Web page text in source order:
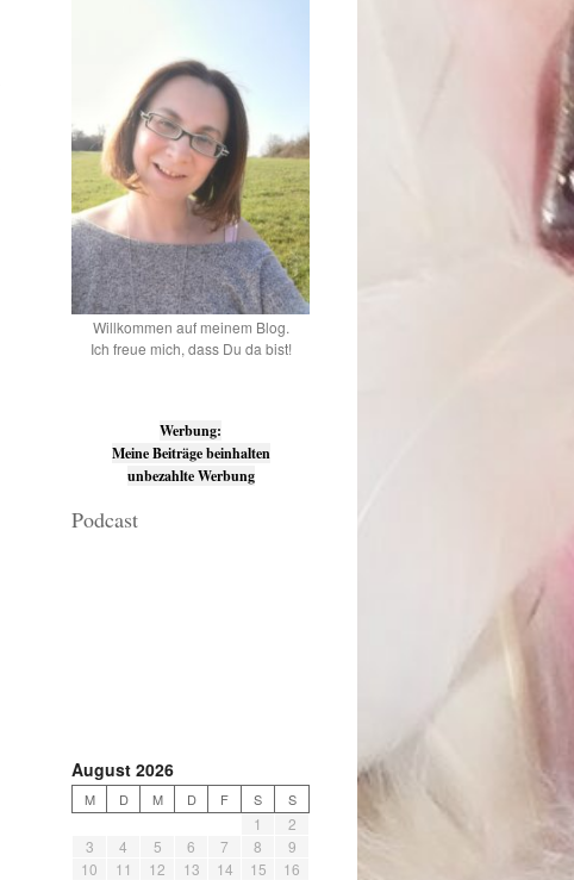
Willkommen auf meinem Blog.
Ich freue mich, dass Du da bist!
Werbung:
Meine Beiträge beinhalten
unbezahlte Werbung
Podcast
August 2026
M D M D F S S
1
2
3
4 5 6 7 8
9
10
11 12 13 14 15
16